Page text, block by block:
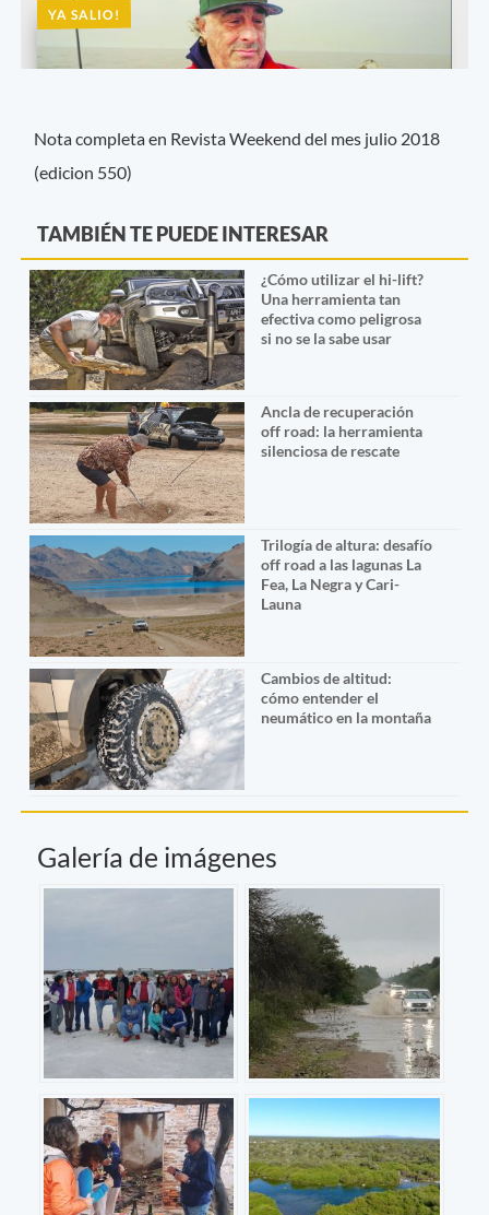
Nota completa en Revista Weekend del mes julio 2018
(edicion 550)
TAMBIÉN TE PUEDE INTERESAR
¿Cómo utilizar el hi-lift?
Una herramienta tan
efectiva como peligrosa
si no se la sabe usar
Ancla de recuperación
off road: la herramienta
silenciosa de rescate
Trilogía de altura: desafío
off road a las lagunas La
Fea, La Negra y Cari-
Launa
Cambios de altitud:
cómo entender el
neumático en la montaña
Galería de imágenes